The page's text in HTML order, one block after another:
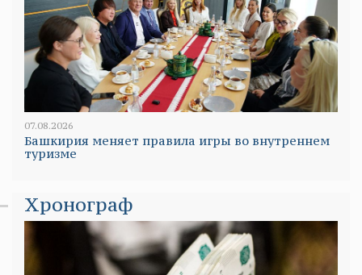
07.08.2026
Башкирия меняет правила игры во внутреннем
туризме
Хронограф